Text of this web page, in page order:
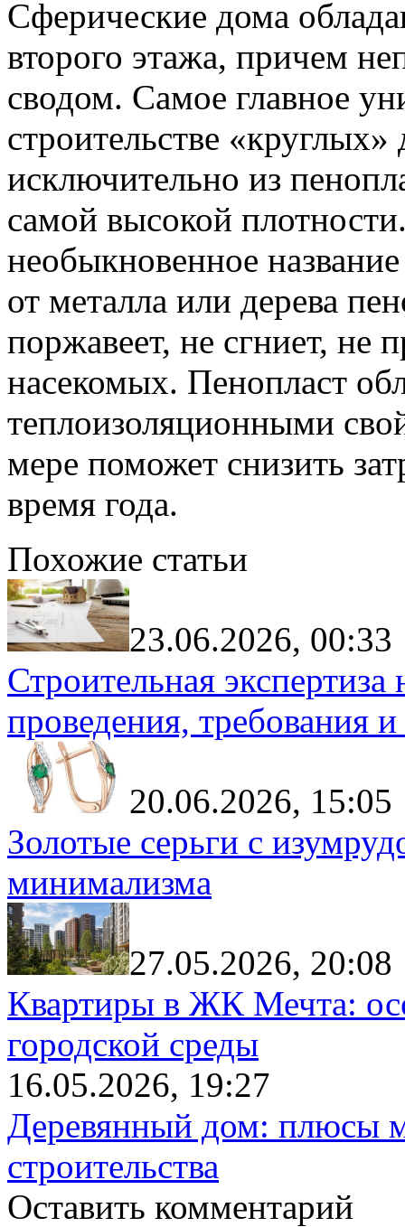
Сферические дома
второго этажа, причем
сводом. Самое главное
строительстве
исключительно из
самой высокой
необыкновенное
от металла или дерева
поржавеет, не сгниет, не
насекомых. Пенопласт
теплоизоляционными
мере поможет снизить
время года.
Похожие статьи
23.06.2026, 00:33
Строительная
проведения, требования
20.06.2026, 15:05
Золотые серьги с
минимализма
27.05.2026, 20:08
Квартиры в ЖК Мечта:
городской среды
16.05.2026, 19:27
Деревянный дом: плюсы
строительства
Оставить комментарий